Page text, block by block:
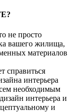
не просто
вашего жилища,
материалов
справиться
интерьера
необходимым
интерьера и
и